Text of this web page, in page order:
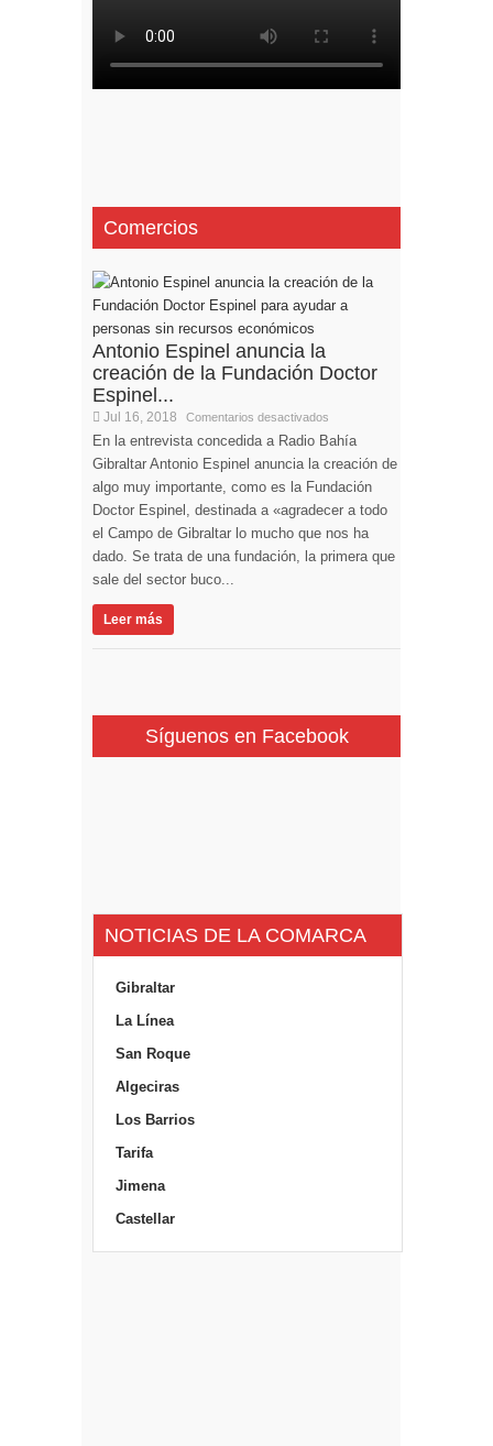
Comercios
Antonio Espinel anuncia la
creación de la Fundación Doctor
Espinel...
Jul 16, 2018 Comentarios desactivados
En la entrevista concedida a Radio Bahía
Gibraltar Antonio Espinel anuncia la creación de
algo muy importante, como es la Fundación
Doctor Espinel, destinada a «agradecer a todo
el Campo de Gibraltar lo mucho que nos ha
dado. Se trata de una fundación, la primera que
sale del sector buco...
Leer más
Síguenos en Facebook
NOTICIAS DE LA COMARCA
Gibraltar
La Línea
San Roque
Algeciras
Los Barrios
Tarifa
Jimena
Castellar